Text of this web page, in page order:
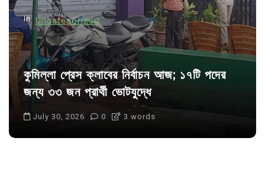
n
In Uncategorized
কুমিল্লা প্রেস ক্লাবের নির্বাচন আজ; ১৭টি পদের
জন্য ৩৩ জন প্রার্থী ভোটযুদ্ধে
July 30, 2026 0 3 words